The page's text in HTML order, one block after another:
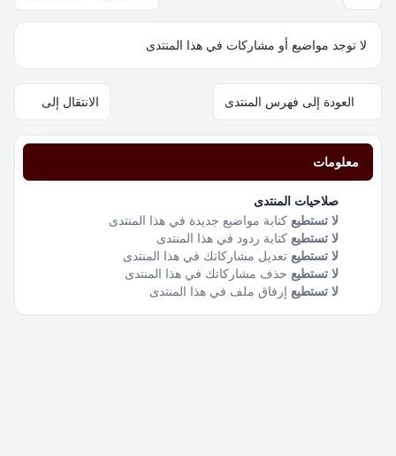
لا توجد مواضيع أو مشاركات في هذا المنتدى
العودة إلى فهرس المنتدى الانتقال إلى
معلومات
صلاحيات المنتدى
لا تستطيع كتابة مواضيع جديدة في هذا المنتدى
لا تستطيع كتابة ردود في هذا المنتدى
لا تستطيع تعديل مشاركاتك في هذا المنتدى
لا تستطيع حذف مشاركاتك في هذا المنتدى
لا تستطيع إرفاق ملف في هذا المنتدى